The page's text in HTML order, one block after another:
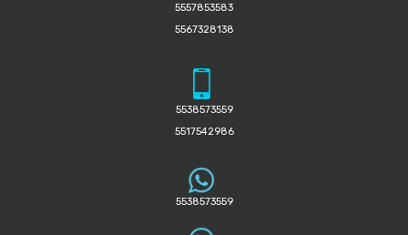
5557853583
5567328138
5538573559
5517542986
5538573559